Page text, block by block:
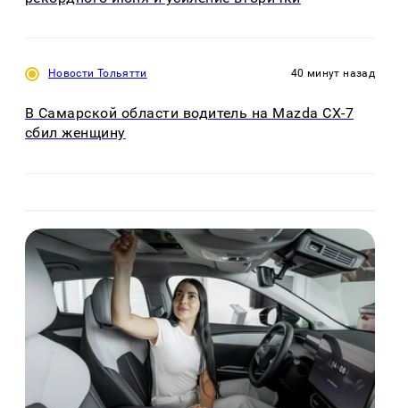
Новости Тольятти 40 минут назад
В Самарской области водитель на Mazda CX-7
сбил женщину